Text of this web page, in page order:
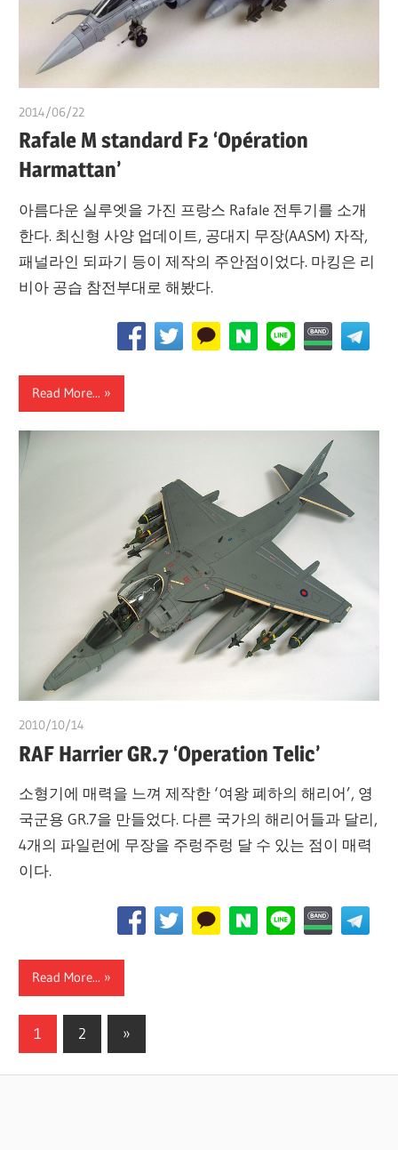
2014/06/22
Rafale M standard F2 ‘Opération
Harmattan’
아름다운 실루엣을 가진 프랑스 Rafale 전투기를 소개
한다. 최신형 사양 업데이트, 공대지 무장(AASM) 자작,
패널라인 되파기 등이 제작의 주안점이었다. 마킹은 리
비아 공습 참전부대로 해봤다.
Read More...
2010/10/14
RAF Harrier GR.7 ‘Operation Telic’
소형기에 매력을 느껴 제작한 ‘여왕 폐하의 해리어’, 영
국군용 GR.7을 만들었다. 다른 국가의 해리어들과 달리,
4개의 파일런에 무장을 주렁주렁 달 수 있는 점이 매력
이다.
Read More...
글
1 2
Next
Posts
»